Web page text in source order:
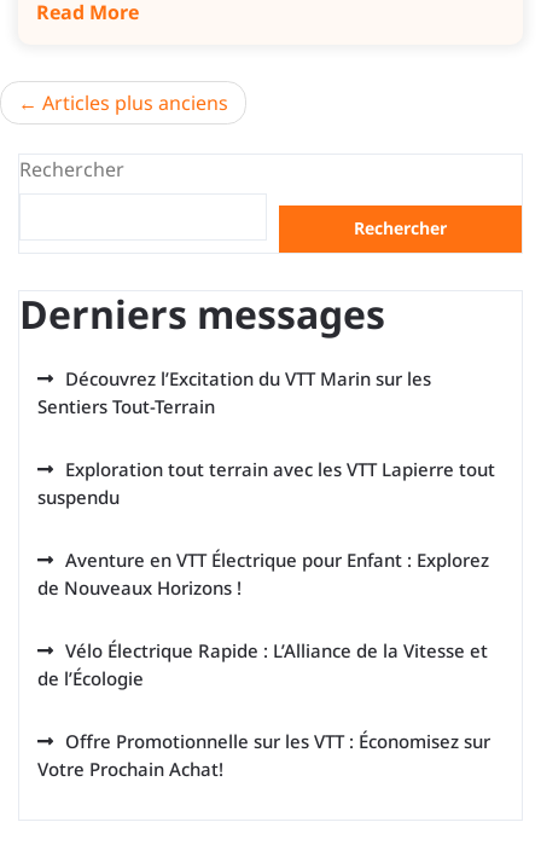
Read More
Navigation
des
articles
Articles plus anciens
Rechercher
Rechercher
Derniers messages
Découvrez l’Excitation du VTT Marin sur les
Sentiers Tout-Terrain
Exploration tout terrain avec les VTT Lapierre tout
suspendu
Aventure en VTT Électrique pour Enfant : Explorez
de Nouveaux Horizons !
Vélo Électrique Rapide : L’Alliance de la Vitesse et
de l’Écologie
Offre Promotionnelle sur les VTT : Économisez sur
Votre Prochain Achat!